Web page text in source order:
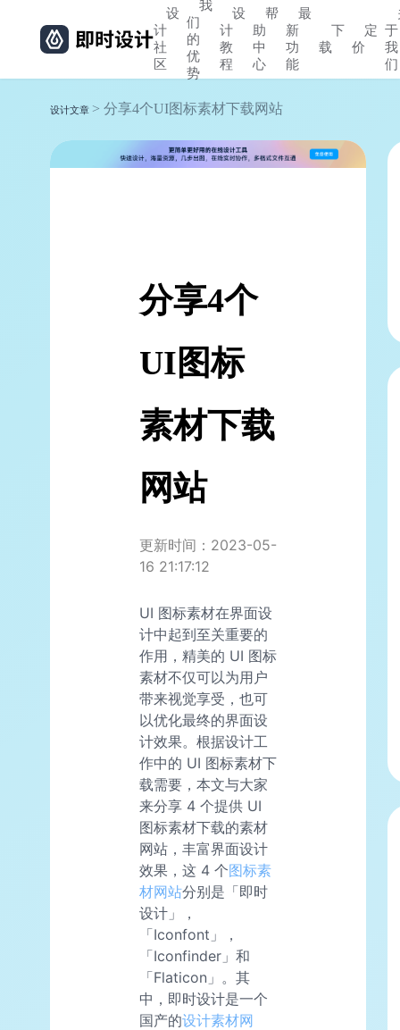
设
计
社
区
我
们
的
优
势
设
计
教
程
帮
助
中
心
最
新
功
能
下
载
定
价
于
我
们
设计文章 > 分享4个UI图标素材下载网站
分享4个
UI图标
素材下载
网站
更新时间：2023-05-
16 21:17:12
UI 图标素材在界面设
计中起到至关重要的
作用，精美的 UI 图标
素材不仅可以为用户
带来视觉享受，也可
以优化最终的界面设
计效果。根据设计工
作中的 UI 图标素材下
载需要，本文与大家
来分享 4 个提供 UI
图标素材下载的素材
网站，丰富界面设计
效果，这 4 个图标素
材网站分别是「即时
设计」，
「Iconfont」，
「Iconfinder」和
「Flaticon」。其
中，即时设计是一个
国产的设计素材网